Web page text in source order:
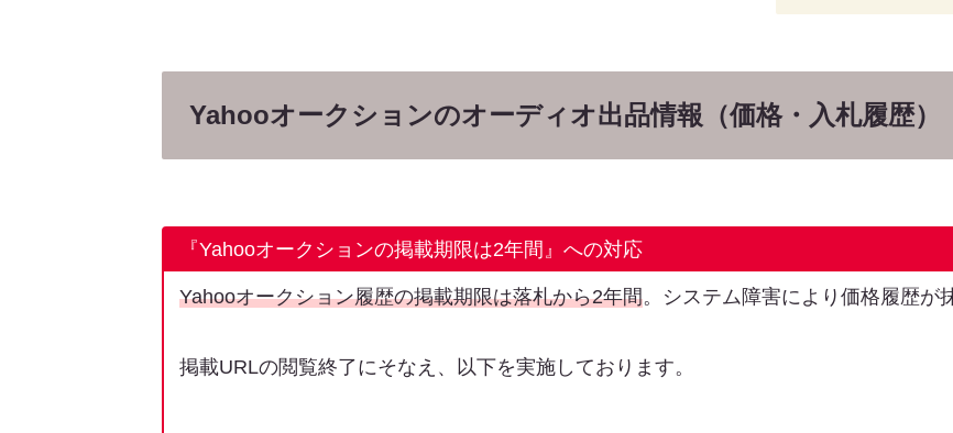
Yahooオークションのオーディオ出品情報（価格・入札履歴）
『Yahooオークションの掲載期限は2年間』への対応
Yahooオークション履歴の掲載期限は落札から2年間。システム障害により価格履歴が
掲載URLの閲覧終了にそなえ、以下を実施しております。